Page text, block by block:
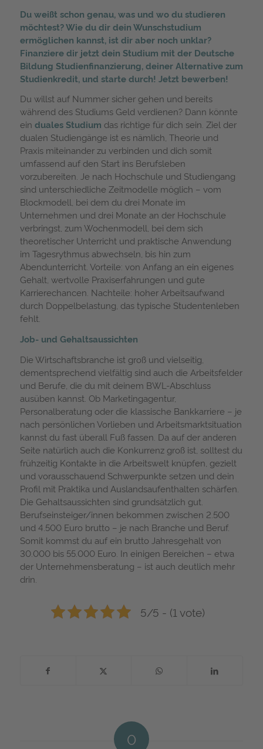
Du weißt schon genau, was und wo du studieren
möchtest? Wie du dir dein Wunschstudium
ermöglichen kannst, ist dir aber noch unklar?
Finanziere dir jetzt dein Studium mit der Deutsche
Bildung Studienfinanzierung, deiner Alternative zum
Studienkredit, und starte durch! Jetzt bewerben!
Du willst auf Nummer sicher gehen und bereits
während des Studiums Geld verdienen? Dann könnte
ein duales Studium das richtige für dich sein. Ziel der
dualen Studiengänge ist es nämlich, Theorie und
Praxis miteinander zu verbinden und dich somit
umfassend auf den Start ins Berufsleben
vorzubereiten. Je nach Hochschule und Studiengang
sind unterschiedliche Zeitmodelle möglich – vom
Blockmodell, bei dem du drei Monate im
Unternehmen und drei Monate an der Hochschule
verbringst, zum Wochenmodell, bei dem sich
theoretischer Unterricht und praktische Anwendung
im Tagesrythmus abwechseln, bis hin zum
Abendunterricht. Vorteile: von Anfang an ein eigenes
Gehalt, wertvolle Praxiserfahrungen und gute
Karrierechancen. Nachteile: hoher Arbeitsaufwand
durch Doppelbelastung, das typische Studentenleben
fehlt.
Job- und Gehaltsaussichten
Die Wirtschaftsbranche ist groß und vielseitig,
dementsprechend vielfältig sind auch die Arbeitsfelder
und Berufe, die du mit deinem BWL-Abschluss
ausüben kannst. Ob Marketingagentur,
Personalberatung oder die klassische Bankkarriere – je
nach persönlichen Vorlieben und Arbeitsmarktsituation
kannst du fast überall Fuß fassen. Da auf der anderen
Seite natürlich auch die Konkurrenz groß ist, solltest du
frühzeitig Kontakte in die Arbeitswelt knüpfen, gezielt
und vorausschauend Schwerpunkte setzen und dein
Profil mit Praktika und Auslandsaufenthalten schärfen.
Die Gehaltsaussichten sind grundsätzlich gut.
Berufseinsteiger/innen bekommen zwischen 2.500
und 4.500 Euro brutto – je nach Branche und Beruf.
Somit kommst du auf ein brutto Jahresgehalt von
30.000 bis 55.000 Euro. In einigen Bereichen – etwa
der Unternehmensberatung – ist auch deutlich mehr
drin.
5/5 - (1 vote)
0